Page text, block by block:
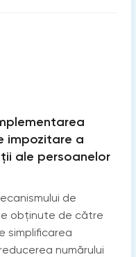
impozitare a
ale persoanelor
de
obținute de către
simplificarea
numărului